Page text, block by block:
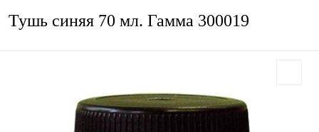
Тушь синяя 70 мл. Гамма 300019